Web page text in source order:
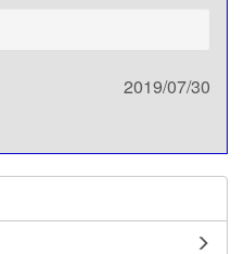
2019/07/30